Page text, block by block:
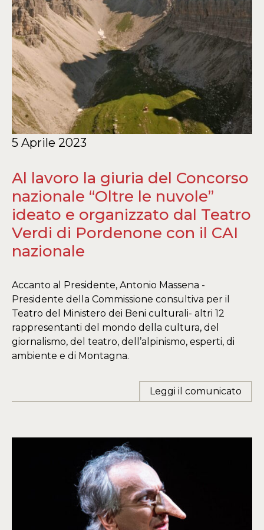
5 Aprile 2023
Al lavoro la giuria del Concorso
nazionale “Oltre le nuvole”
ideato e organizzato dal Teatro
Verdi di Pordenone con il CAI
nazionale
Accanto al Presidente, Antonio Massena -
Presidente della Commissione consultiva per il
Teatro del Ministero dei Beni culturali- altri 12
rappresentanti del mondo della cultura, del
giornalismo, del teatro, dell’alpinismo, esperti, di
ambiente e di Montagna.
Leggi il comunicato